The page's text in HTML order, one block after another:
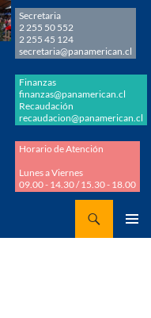
Secretaria
2 255 50 552
2 255 45 124
secretaria@panamerican.cl
Finanzas
finanzas@panamerican.cl
Recaudación
recaudacion@panamerican.cl
Horario de Atención
Lunes a Viernes
09.00 - 14.30 / 15.30 - 18.00